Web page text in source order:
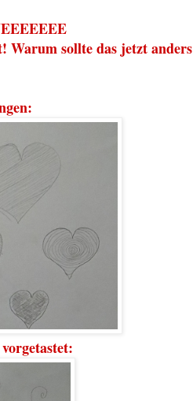
Warum sollte das jetzt anders